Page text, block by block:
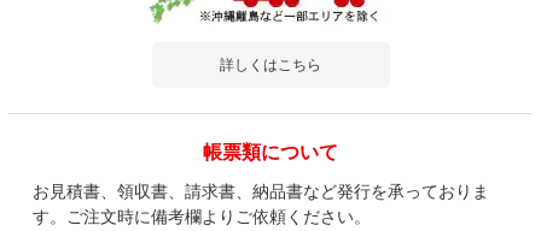
詳しくはこちら
帳票類について
お見積書、領収書、請求書、納品書など発行を承っておりま
す。ご注文時に備考欄よりご依頼ください。